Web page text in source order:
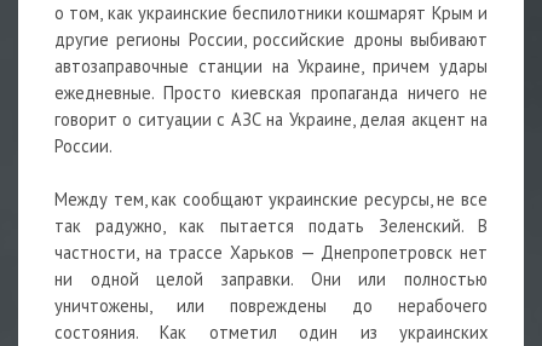
о том, как украинские беспилотники кошмарят Крым и
другие регионы России, российские дроны выбивают
автозаправочные станции на Украине, причем удары
ежедневные. Просто киевская пропаганда ничего не
говорит о ситуации с АЗС на Украине, делая акцент на
России.
Между тем, как сообщают украинские ресурсы, не все
так радужно, как пытается подать Зеленский. В
частности, на трассе Харьков — Днепропетровск нет
ни одной целой заправки. Они или полностью
уничтожены, или повреждены до нерабочего
состояния. Как отметил один из украинских